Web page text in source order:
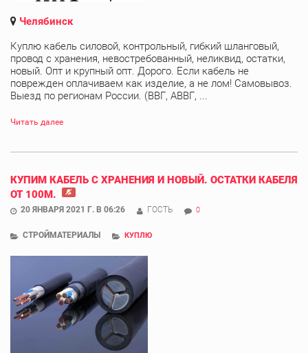
Челябинск
Куплю кабель силовой, контрольный, гибкий шланговый,
провод с хранения, невостребованный, неликвид, остатки,
новый. Опт и крупный опт. Дорого. Если кабель не
поврежден оплачиваем как изделие, а не лом! Самовывоз.
Выезд по регионам России. (ВВГ, АВВГ, ...
Читать далее
КУПИМ КАБЕЛЬ С ХРАНЕНИЯ И НОВЫЙ. ОСТАТКИ КАБЕЛЯ
ОТ 100М.
20 ЯНВАРЯ 2021 Г. В 06:26 ГОСТЬ 0
СТРОЙМАТЕРИАЛЫ КУПЛЮ